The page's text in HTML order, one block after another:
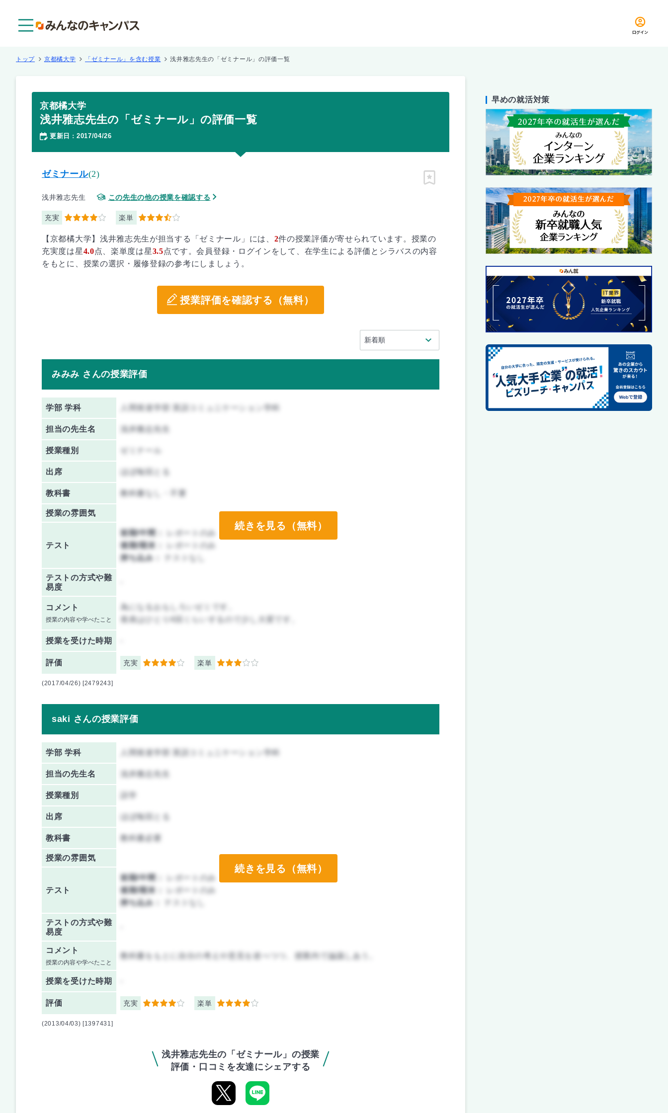
ログイン
トップ 京都橘大学 「ゼミナール」を含む授業 浅井雅志先生の「ゼミナール」の評価一覧
京都橘大学
浅井雅志先生の「ゼミナール」の評価一覧
更新日 ： 2017/04/26
ゼミナール(2)
浅井雅志先生 この先生の他の授業を確認する
充実 4 楽単 3.5
ピン留め
【京都橘大学】浅井雅志先生が担当する「ゼミナール」には、 2件の授業評価が寄せられています。授業の
充実度は星4.0点、楽単度は星3.5点です。会員登録・ログインをして、在学生による評価とシラバスの内容
をもとに、授業の選択・履修登録の参考にしましょう。
授業評価を確認する（無料）
みみみ さんの授業評価
学部 学科 人間発達学部 英語コミュニケーション学科
担当の先生名 浅井雅志先生
授業種別
出席 ほぼ毎回とる
教科書 教科書なし・不要
授業の雰囲気
テスト
前期/中間：
レポートのみ
後期/期末：
レポートのみ
持ち込み：
テストの方式や難
易度
コメント
授業の内容や学べたこと
為になるおもしろいゼミです。
発表はひとり4回くらいするので少し大変です。
授業を受けた時期
評価 充実 4 楽単 3
続きを見る（無料）
(2017/04/26) [2479243]
saki さんの授業評価
学部 学科 人間発達学部 英語コミュニケーション学科
担当の先生名 浅井雅志先生
授業種別
出席 ほぼ毎回とる
教科書 教科書必要
授業の雰囲気
テスト
前期/中間：
レポートのみ
後期/期末：
レポートのみ
持ち込み：
テストの方式や難
易度
コメント
授業の内容や学べたこと
教科書をもとに自分の考えや意見を述べつつ、授業内で論議しあう。
授業を受けた時期
評価 充実 4 楽単 4
続きを見る（無料）
(2013/04/03) [1397431]
浅井雅志先生の「ゼミナール」の授業
評価・口コミを友達にシェアする
早めの就活対策